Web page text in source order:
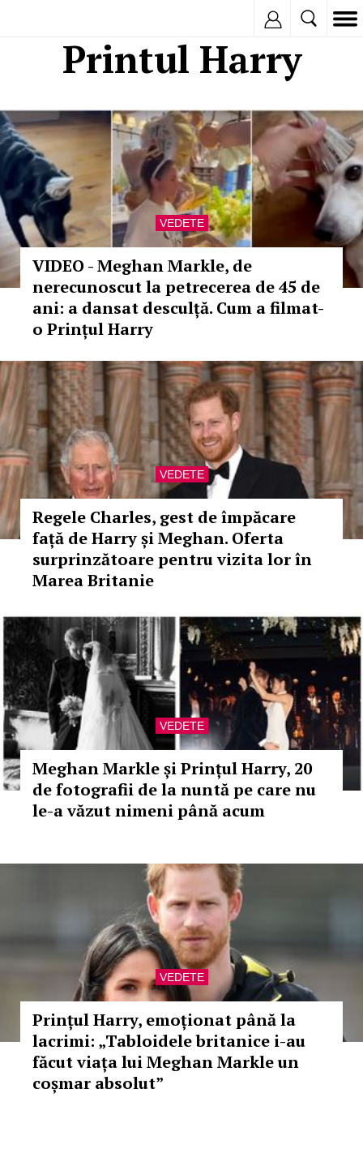
Printul Harry
VEDETE
VIDEO - Meghan Markle, de
nerecunoscut la petrecerea de 45 de
ani: a dansat desculță. Cum a filmat-
o Prințul Harry
VEDETE
Regele Charles, gest de împăcare
față de Harry și Meghan. Oferta
surprinzătoare pentru vizita lor în
Marea Britanie
VEDETE
Meghan Markle și Prințul Harry, 20
de fotografii de la nuntă pe care nu
le-a văzut nimeni până acum
VEDETE
Prințul Harry, emoționat până la
lacrimi: „Tabloidele britanice i-au
făcut viața lui Meghan Markle un
coșmar absolut”